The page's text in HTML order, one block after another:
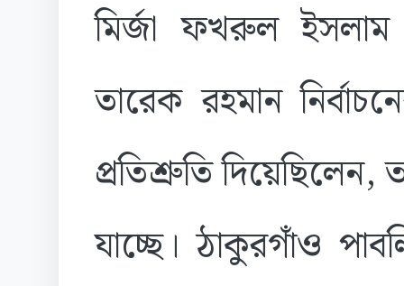
মির্জা ফখরুল ইসলাম
তারেক রহমান
প্রতিশ্রুতি
যাচ্ছে। ঠাকুরগাঁও